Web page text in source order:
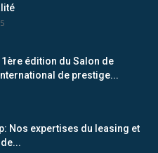
édition du Salon de
de prestige...
Nos expertises du leasing et